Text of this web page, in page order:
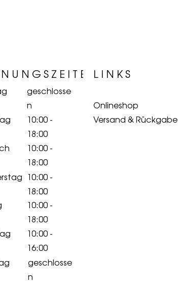
geschlosse
n
10:00 -
18:00
10:00 -
18:00
10:00 -
18:00
10:00 -
18:00
10:00 -
16:00
geschlosse
n
LINKS
Onlineshop
Versand & Rückgabe